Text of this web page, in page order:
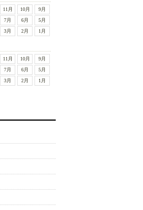
11月 10月
9月
7月 6月
5月
3月 2月 1月
11月 10月
9月
7月 6月
5月
3月 2月 1月